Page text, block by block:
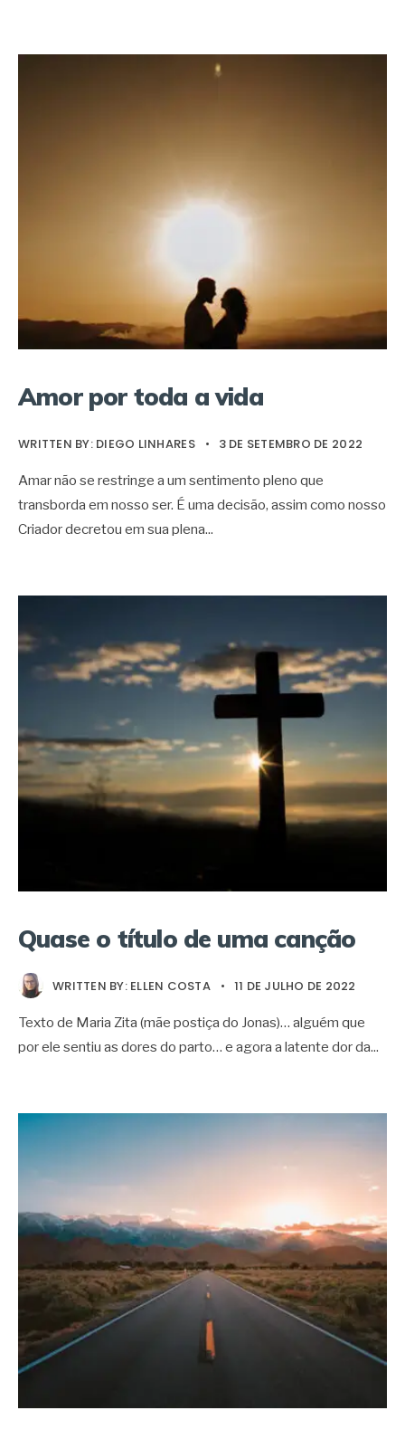
Amor por toda a vida
WRITTEN BY: DIEGO LINHARES • 3 DE SETEMBRO DE 2022
Amar não se restringe a um sentimento pleno que
transborda em nosso ser. É uma decisão, assim como nosso
Criador decretou em sua plena...
Quase o título de uma canção
WRITTEN BY: ELLEN COSTA • 11 DE JULHO DE 2022
Texto de Maria Zita (mãe postiça do Jonas)… alguém que
por ele sentiu as dores do parto… e agora a latente dor da...